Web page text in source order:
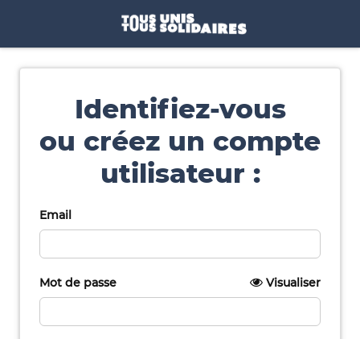
Identifiez-vous
ou créez un compte
utilisateur :
Email
Mot de passe Visualiser